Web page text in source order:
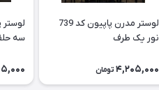
لوستر مدرن پاپیون کد 739
نور یک طرف
4,205,000 تومان
لوستر
سه